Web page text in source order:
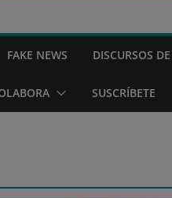
FAKE NEWS DISCURSOS
SUSCRÍBETE